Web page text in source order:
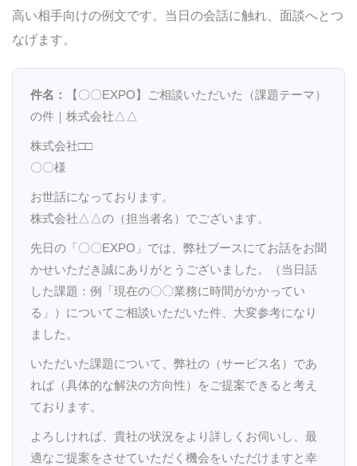
高い相手向けの例文です。当日の会話に触れ、面談へとつ
なげます。
件名：
【〇〇EXPO】ご相談いただいた（課題テーマ）
の件｜株式会社△△
株式会社□□
〇〇様
お世話になっております。
株式会社△△の（担当者名）でございます。
先日の「〇〇EXPO」では、弊社ブースにてお話をお聞
かせいただき誠にありがとうございました。（当日話
した課題：例「現在の〇〇業務に時間がかかってい
る」）についてご相談いただいた件、大変参考になり
ました。
いただいた課題について、弊社の（サービス名）であ
れば（具体的な解決の方向性）をご提案できると考え
ております。
よろしければ、貴社の状況をより詳しくお伺いし、最
適なご提案をさせていただく機会をいただけますと幸